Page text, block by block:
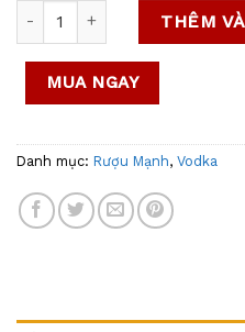
Vodka Absolut Elyx 1.75L –
THÊM
MUA NGAY
Danh mục: Rượu Mạnh, Vodka